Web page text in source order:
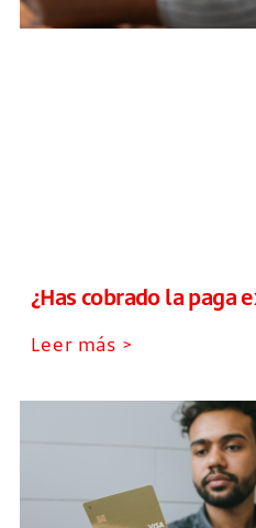
¿Has cobrado la paga
Leer más >